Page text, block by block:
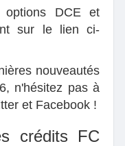
options DCE et
sur le lien ci-
nouveautés
n'hésitez pas à
et Facebook !
crédits FC